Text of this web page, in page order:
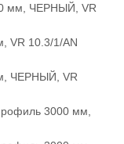
мм, ЧЕРНЫЙ, VR
VR 10.3/1/AN
ЧЕРНЫЙ, VR
3000 мм,